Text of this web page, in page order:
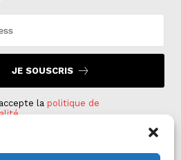
JE SOUSCRIS
la politique de
.